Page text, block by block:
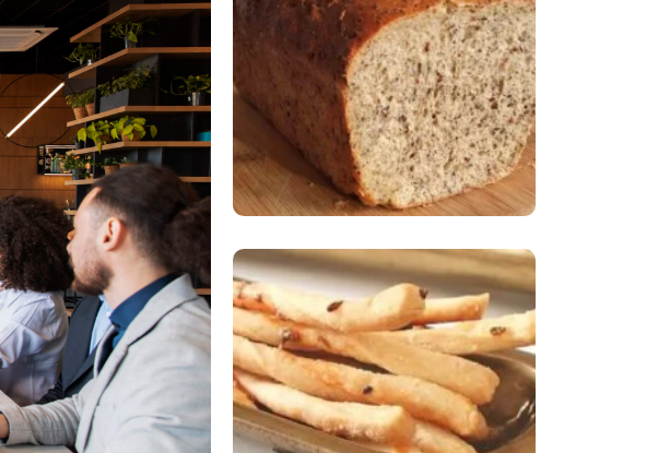
Comer Bem: Pão Low
Carb
Comer Bem:
Palitinhos De Cebola
E Salsa